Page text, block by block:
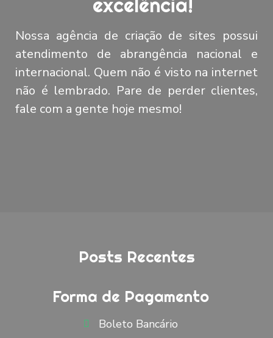
excelência!
Nossa agência de criação de sites possui
atendimento de abrangência nacional e
internacional. Quem não é visto na internet
não é lembrado. Pare de perder clientes,
fale com a gente hoje mesmo!
Posts Recentes
Forma de Pagamento
Boleto Bancário